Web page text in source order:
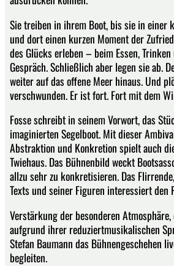
Sie treiben in ihrem Boot, bis sie in einer
und dort einen kurzen Moment der
des Glücks erleben – beim Essen,
Gespräch. Schließlich aber legen sie ab.
weiter auf das offene Meer hinaus. Und
verschwunden. Er ist fort. Fort mit dem
Fosse schreibt in seinem Vorwort, das
imaginierten Segelboot. Mit dieser
Abstraktion und Konkretion spielt auch
Twiehaus. Das Bühnenbild weckt
allzu sehr zu konkretisieren. Das
Texts und seiner Figuren interessiert den
Verstärkung der besonderen Atmosphäre,
aufgrund ihrer reduziertmusikalischen
Stefan Baumann das Bühnengeschehen
begleiten.